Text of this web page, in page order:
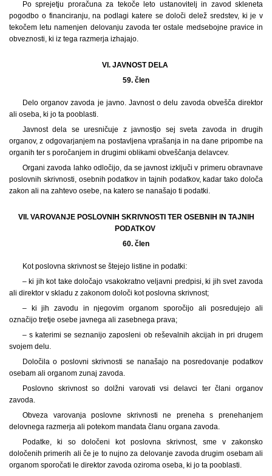
Po sprejetju proračuna za tekoče leto ustanovitelj in zavod skleneta
pogodbo o financiranju, na podlagi katere se določi delež sredstev, ki je v
tekočem letu namenjen delovanju zavoda ter ostale medsebojne pravice in
obveznosti, ki iz tega razmerja izhajajo.
VI. JAVNOST DELA
59. člen
Delo organov zavoda je javno. Javnost o delu zavoda obvešča direktor
ali oseba, ki jo ta pooblasti.
Javnost dela se uresničuje z javnostjo sej sveta zavoda in drugih
organov, z odgovarjanjem na postavljena vprašanja in na dane pripombe na
organih ter s poročanjem in drugimi oblikami obveščanja delavcev.
Organi zavoda lahko odločijo, da se javnost izključi v primeru obravnave
poslovnih skrivnosti, osebnih podatkov in tajnih podatkov, kadar tako določa
zakon ali na zahtevo osebe, na katero se nanašajo ti podatki.
VII. VAROVANJE POSLOVNIH SKRIVNOSTI TER OSEBNIH IN TAJNIH
PODATKOV
60. člen
Kot poslovna skrivnost se štejejo listine in podatki:
– ki jih kot take določajo vsakokratno veljavni predpisi, ki jih svet zavoda
ali direktor v skladu z zakonom določi kot poslovna skrivnost;
– ki jih zavodu in njegovim organom sporočijo ali posredujejo ali
označijo tretje osebe javnega ali zasebnega prava;
– s katerimi se seznanijo zaposleni ob reševalnih akcijah in pri drugem
svojem delu.
Določila o poslovni skrivnosti se nanašajo na posredovanje podatkov
osebam ali organom zunaj zavoda.
Poslovno skrivnost so dolžni varovati vsi delavci ter člani organov
zavoda.
Obveza varovanja poslovne skrivnosti ne preneha s prenehanjem
delovnega razmerja ali potekom mandata članu organa zavoda.
Podatke, ki so določeni kot poslovna skrivnost, sme v zakonsko
določenih primerih ali če je to nujno za delovanje zavoda drugim osebam ali
organom sporočati le direktor zavoda oziroma oseba, ki jo ta pooblasti.